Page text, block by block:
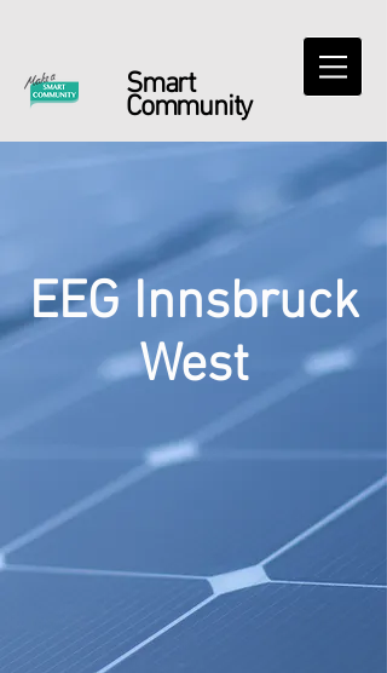
Smart
Community
EEG Innsbruck
West